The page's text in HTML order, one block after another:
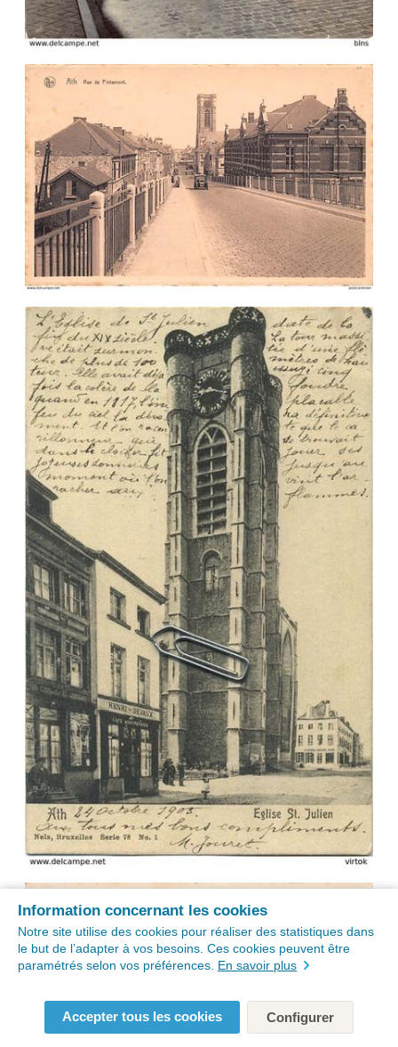
Information concernant les cookies
Notre site utilise des cookies pour réaliser des statistiques dans
le but de l’adapter à vos besoins. Ces cookies peuvent être
paramétrés selon vos préférences. En savoir plus
Accepter tous les cookies Configurer